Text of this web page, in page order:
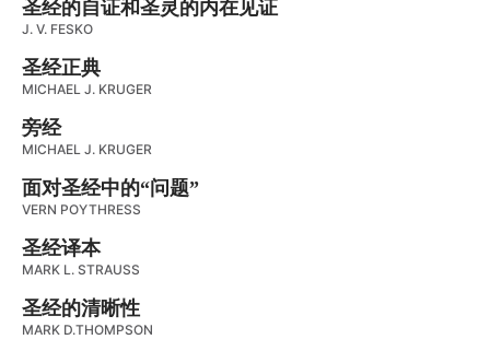
圣经的自证和圣灵的内在见证
J. V. FESKO
圣经正典
MICHAEL J. KRUGER
旁经
MICHAEL J. KRUGER
面对圣经中的“问题”
VERN POYTHRESS
圣经译本
MARK L. STRAUSS
圣经的清晰性
MARK D.THOMPSON